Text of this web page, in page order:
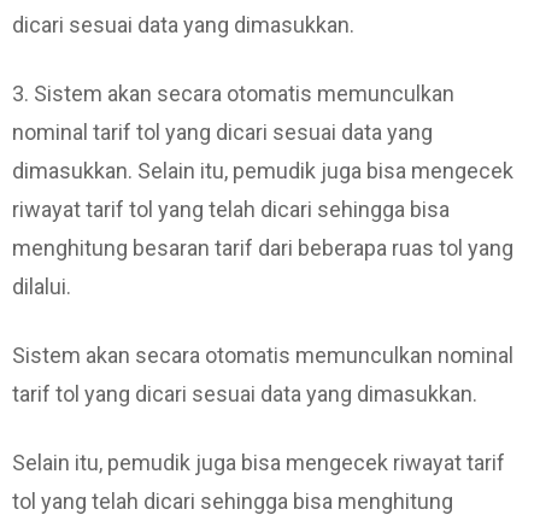
dicari sesuai data yang dimasukkan.
3. Sistem akan secara otomatis memunculkan
nominal tarif tol yang dicari sesuai data yang
dimasukkan. Selain itu, pemudik juga bisa mengecek
riwayat tarif tol yang telah dicari sehingga bisa
menghitung besaran tarif dari beberapa ruas tol yang
dilalui.
Sistem akan secara otomatis memunculkan nominal
tarif tol yang dicari sesuai data yang dimasukkan.
Selain itu, pemudik juga bisa mengecek riwayat tarif
tol yang telah dicari sehingga bisa menghitung